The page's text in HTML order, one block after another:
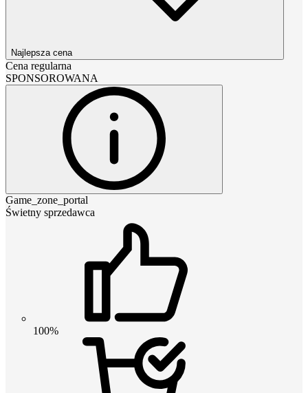
Najlepsza cena
Cena regularna
SPONSOROWANA
Game_zone_portal
Świetny sprzedawca
100%